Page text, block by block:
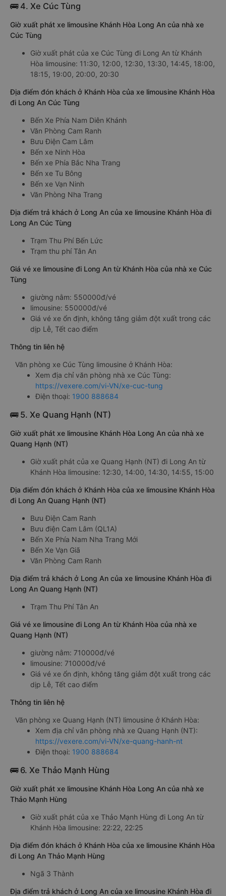
🚌 4. Xe Cúc Tùng
Giờ xuất phát xe limousine Khánh Hòa Long An của nhà xe
Cúc Tùng
Giờ xuất phát của xe Cúc Tùng đi Long An từ Khánh
Hòa limousine: 11:30, 12:00, 12:30, 13:30, 14:45, 18:00,
18:15, 19:00, 20:00, 20:30
Địa điểm đón khách ở Khánh Hòa của xe limousine Khánh Hòa
đi Long An Cúc Tùng
Bến Xe Phía Nam Diên Khánh
Văn Phòng Cam Ranh
Bưu Điện Cam Lâm
Bến xe Ninh Hòa
Bến xe Phía Bắc Nha Trang
Bến xe Tu Bông
Bến xe Vạn Ninh
Văn Phòng Nha Trang
Địa điểm trả khách ở Long An của xe limousine Khánh Hòa đi
Long An Cúc Tùng
Trạm Thu Phí Bến Lức
Trạm thu phí Tân An
Giá vé xe limousine đi Long An từ Khánh Hòa của nhà xe Cúc
Tùng
giường nằm: 550000đ/vé
limousine: 550000đ/vé
Giá vé xe ổn định, không tăng giảm đột xuất trong các
dịp Lễ, Tết cao điểm
Thông tin liên hệ
Văn phòng xe Cúc Tùng limousine ở Khánh Hòa:
Xem địa chỉ văn phòng nhà xe Cúc Tùng:
https://vexere.com/vi-VN/xe-cuc-tung
Điện thoại: 1900 888684
🚌 5. Xe Quang Hạnh (NT)
Giờ xuất phát xe limousine Khánh Hòa Long An của nhà xe
Quang Hạnh (NT)
Giờ xuất phát của xe Quang Hạnh (NT) đi Long An từ
Khánh Hòa limousine: 12:30, 14:00, 14:30, 14:55, 15:00
Địa điểm đón khách ở Khánh Hòa của xe limousine Khánh Hòa
đi Long An Quang Hạnh (NT)
Bưu Điện Cam Ranh
Bưu điện Cam Lâm (QL1A)
Bến Xe Phía Nam Nha Trang Mới
Bến Xe Vạn Giã
Văn Phòng Cam Ranh
Địa điểm trả khách ở Long An của xe limousine Khánh Hòa đi
Long An Quang Hạnh (NT)
Trạm Thu Phí Tân An
Giá vé xe limousine đi Long An từ Khánh Hòa của nhà xe
Quang Hạnh (NT)
giường nằm: 710000đ/vé
limousine: 710000đ/vé
Giá vé xe ổn định, không tăng giảm đột xuất trong các
dịp Lễ, Tết cao điểm
Thông tin liên hệ
Văn phòng xe Quang Hạnh (NT) limousine ở Khánh Hòa:
Xem địa chỉ văn phòng nhà xe Quang Hạnh (NT):
https://vexere.com/vi-VN/xe-quang-hanh-nt
Điện thoại: 1900 888684
🚌 6. Xe Thảo Mạnh Hùng
Giờ xuất phát xe limousine Khánh Hòa Long An của nhà xe
Thảo Mạnh Hùng
Giờ xuất phát của xe Thảo Mạnh Hùng đi Long An từ
Khánh Hòa limousine: 22:22, 22:25
Địa điểm đón khách ở Khánh Hòa của xe limousine Khánh Hòa
đi Long An Thảo Mạnh Hùng
Ngã 3 Thành
Địa điểm trả khách ở Long An của xe limousine Khánh Hòa đi